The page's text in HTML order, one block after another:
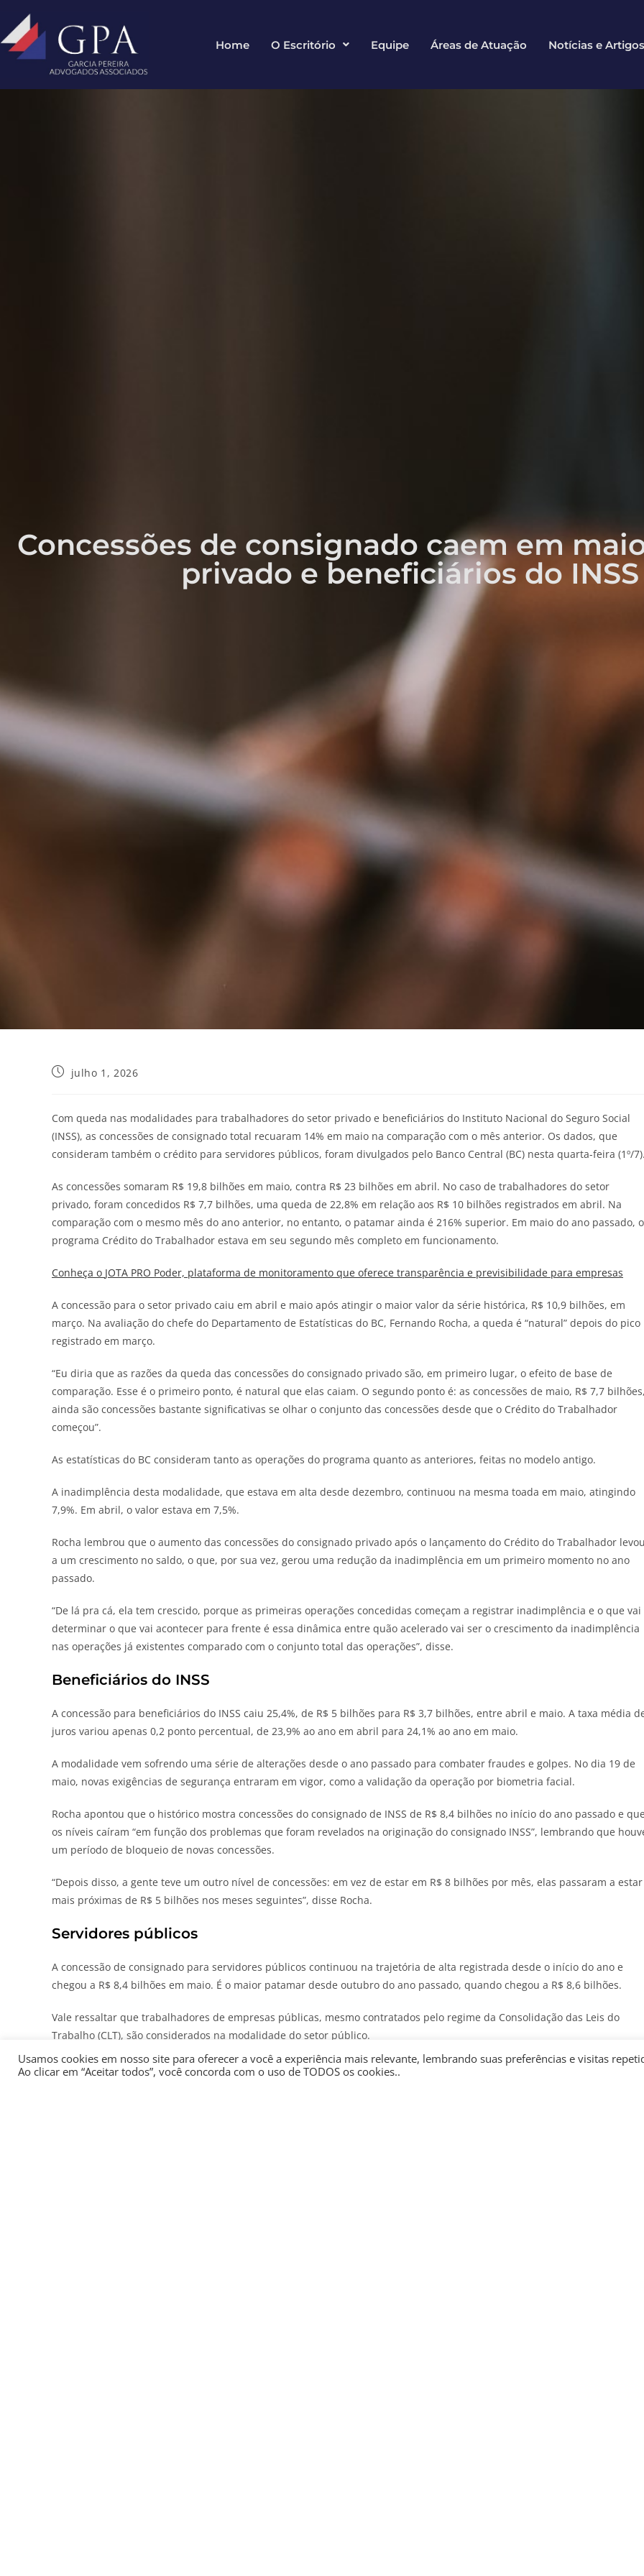
Home O Escritório Equipe Áreas de Atuação Notícias e Artigos
Concessões de consignado caem em
privado e beneficiários do INSS
julho 1, 2026
Com queda nas modalidades para trabalhadores do setor privado e beneficiários do Instituto Nacional do Seguro Social
(INSS), as concessões de consignado total recuaram 14% em maio na comparação com o mês anterior. Os dados, que
consideram também o crédito para servidores públicos, foram divulgados pelo Banco Central (BC) nesta quarta-feira (1º/7).
As concessões somaram R$ 19,8 bilhões em maio, contra R$ 23 bilhões em abril. No caso de trabalhadores do setor
privado, foram concedidos R$ 7,7 bilhões, uma queda de 22,8% em relação aos R$ 10 bilhões registrados em abril. Na
comparação com o mesmo mês do ano anterior, no entanto, o patamar ainda é 216% superior. Em maio do ano passado, o
programa Crédito do Trabalhador estava em seu segundo mês completo em funcionamento.
Conheça o JOTA PRO Poder, plataforma de monitoramento que oferece transparência e previsibilidade para empresas
A concessão para o setor privado caiu em abril e maio após atingir o maior valor da série histórica, R$ 10,9 bilhões, em
março. Na avaliação do chefe do Departamento de Estatísticas do BC, Fernando Rocha, a queda é “natural” depois do pico
registrado em março.
“Eu diria que as razões da queda das concessões do consignado privado são, em primeiro lugar, o efeito de base de
comparação. Esse é o primeiro ponto, é natural que elas caiam. O segundo ponto é: as concessões de maio, R$ 7,7 bilhões,
ainda são concessões bastante significativas se olhar o conjunto das concessões desde que o Crédito do Trabalhador
começou”.
As estatísticas do BC consideram tanto as operações do programa quanto as anteriores, feitas no modelo antigo.
A inadimplência desta modalidade, que estava em alta desde dezembro, continuou na mesma toada em maio, atingindo
7,9%. Em abril, o valor estava em 7,5%.
Rocha lembrou que o aumento das concessões do consignado privado após o lançamento do Crédito do Trabalhador levou
a um crescimento no saldo, o que, por sua vez, gerou uma redução da inadimplência em um primeiro momento no ano
passado.
“De lá pra cá, ela tem crescido, porque as primeiras operações concedidas começam a registrar inadimplência e o que vai
determinar o que vai acontecer para frente é essa dinâmica entre quão acelerado vai ser o crescimento da inadimplência
nas operações já existentes comparado com o conjunto total das operações”, disse.
Beneficiários do INSS
A concessão para beneficiários do INSS caiu 25,4%, de R$ 5 bilhões para R$ 3,7 bilhões, entre abril e maio. A taxa média
juros variou apenas 0,2 ponto percentual, de 23,9% ao ano em abril para 24,1% ao ano em maio.
A modalidade vem sofrendo uma série de alterações desde o ano passado para combater fraudes e golpes. No dia 19 de
maio, novas exigências de segurança entraram em vigor, como a validação da operação por biometria facial.
Rocha apontou que o histórico mostra concessões do consignado de INSS de R$ 8,4 bilhões no início do ano passado e que
os níveis caíram “em função dos problemas que foram revelados na originação do consignado INSS”, lembrando que
um período de bloqueio de novas concessões.
“Depois disso, a gente teve um outro nível de concessões: em vez de estar em R$ 8 bilhões por mês, elas passaram a estar
mais próximas de R$ 5 bilhões nos meses seguintes”, disse Rocha.
Servidores públicos
A concessão de consignado para servidores públicos continuou na trajetória de alta registrada desde o início do ano e
chegou a R$ 8,4 bilhões em maio. É o maior patamar desde outubro do ano passado, quando chegou a R$ 8,6 bilhões.
Vale ressaltar que trabalhadores de empresas públicas, mesmo contratados pelo regime da Consolidação das Leis do
Trabalho (CLT), são considerados na modalidade do setor público.
Quer acompanhar os principais fatos ligados ao serviço público? Inscreva-se na newsletter Por Dentro da Máquina. É
Usamos cookies em nosso site para oferecer a você a experiência mais relevante, lembrando suas preferências e visitas
Ao clicar em “Aceitar todos”, você concorda com o uso de TODOS os cookies..